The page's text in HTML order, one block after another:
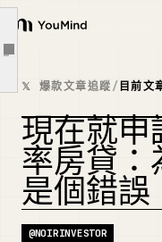
YouMind
概覽
使用案例
技能
文章大綱
利息增加，本金幾乎沒有減少
■ 8. 為什麼提前還款是愚蠢
那就是不要提前還款。
1. 通貨膨脹會自動讓債務變小
𝕏 爆款文章追蹤/ 目前文
現在就申
率房貸：
是個錯誤
@NOIRINVESTOR